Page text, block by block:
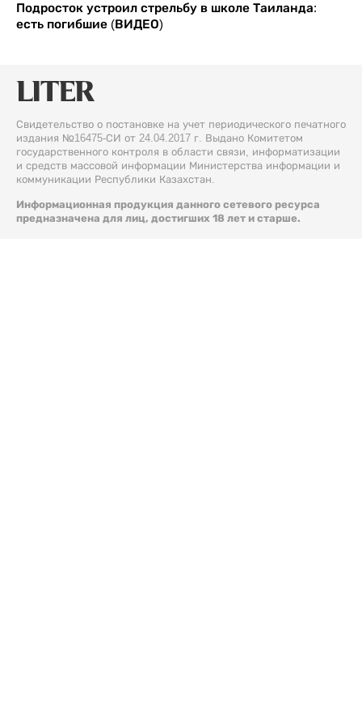
Подросток устроил стрельбу в школе Таиланда:
есть погибшие (ВИДЕО)
Свидетельство о постановке на учет периодического печатного
издания №16475-СИ от 24.04.2017 г. Выдано Комитетом
государственного контроля в области связи, информатизации
и средств массовой информации Министерства информации и
коммуникации Республики Казахстан.
Информационная продукция данного сетевого ресурса
предназначена для лиц, достигших 18 лет и старше.